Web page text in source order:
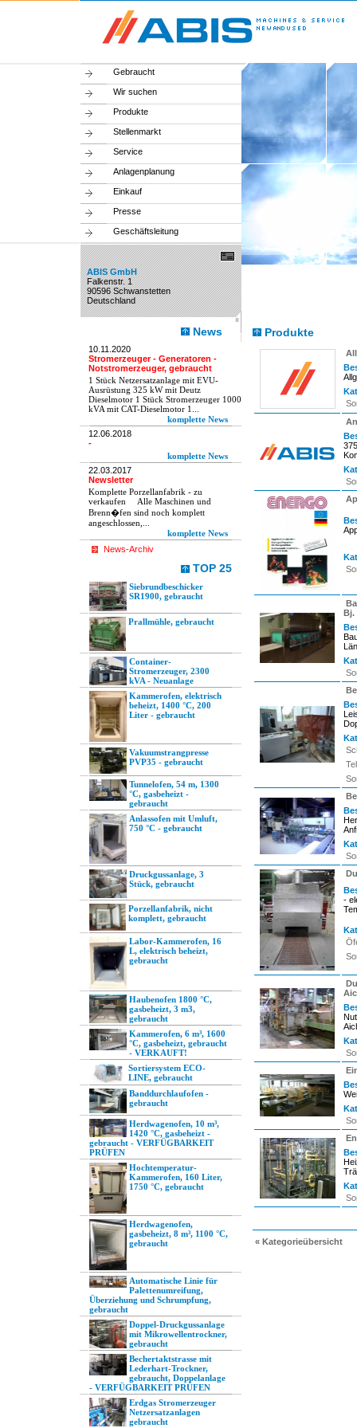
Gebraucht
Wir suchen
Produkte
Stellenmarkt
Service
Anlagenplanung
Einkauf
Presse
Geschäftsleitung
ABIS GmbH
Falkenstr. 1
90596 Schwanstetten
Deutschland
News
10.11.2020
Stromerzeuger - Generatoren -
Notstromerzeuger, gebraucht
1 Stück Netzersatzanlage mit EVU-
Ausrüstung 325 kW mit Deutz
Dieselmotor 1 Stück Stromerzeuger 1000
kVA mit CAT-Dieselmotor 1...
komplette News
12.06.2018
-
komplette News
22.03.2017
Newsletter
Komplette Porzellanfabrik - zu
verkaufen Alle Maschinen und
Brenn�fen sind noch komplett
angeschlossen,...
komplette News
News-Archiv
TOP 25
Siebrundbeschicker
SR1900, gebraucht
Prallmühle, gebraucht
Container-
Stromerzeuger, 2300
kVA - Neuanlage
Kammerofen, elektrisch
beheizt, 1400 °C, 200
Liter - gebraucht
Vakuumstrangpresse
PVP35 - gebraucht
Tunnelofen, 54 m, 1300
°C, gasbeheizt -
gebraucht
Anlassofen mit Umluft,
750 °C - gebraucht
Druckgussanlage, 3
Stück, gebraucht
Porzellanfabrik, nicht
komplett, gebraucht
Labor-Kammerofen, 16
L, elektrisch beheizt,
gebraucht
Haubenofen 1800 °C,
gasbeheizt, 3 m3,
gebraucht
Kammerofen, 6 m³, 1600
°C, gasbeheizt, gebraucht
- VERKAUFT!
Sortiersystem ECO-
LINE, gebraucht
Banddurchlaufofen -
gebraucht
Herdwagenofen, 10 m³,
1420 °C, gasbeheizt -
gebraucht - VERFÜGBARKEIT
PRÜFEN
Hochtemperatur-
Kammerofen, 160 Liter,
1750 °C, gebraucht
Herdwagenofen,
gasbeheizt, 8 m³, 1100 °C,
gebraucht
Automatische Linie für
Palettenumreifung,
Überziehung und Schrumpfung,
gebraucht
Doppel-Druckgussanlage
mit Mikrowellentrockner,
gebraucht
Bechertaktstrasse mit
Lederhart-Trockner,
gebraucht, Doppelanlage
- VERFÜGBARKEIT PRÜFEN
Erdgas Stromerzeuger
Netzersatzanlagen
gebraucht
Produkte
Bj.
-
« Kategorieübersicht